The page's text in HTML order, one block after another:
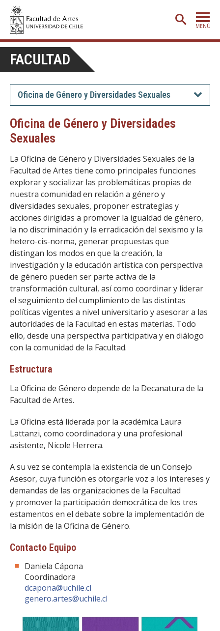
MENÚ
ADMISIÓN
ETAPA BÁSICA
CARRERAS
POSTGRADO
CREACIÓNE INVESTIGACIÓN
BIBLIOTECA
DEPARTAMENTOS
FACULTAD
Estudiantes
Académicas/os
Funcionarias/os
Egresadas/os
FACULTAD
Oficina de Género y Diversidades Sexuales
Oficina de Género y Diversidades
Sexuales
La Oficina de Género y Diversidades Sexuales de la
Facultad de Artes tiene como principales funciones
explorar y socializar las problemáticas propias de
nuestra comunidad en relación a género y
diversidades sexuales, proponer estrategias y
acciones dirigidas a promover la igualdad de género,
la no discriminación y la erradicación del sexismo y la
hetero-cis-norma, generar propuestas que
distingan los modos en que la creación, la
investigación y la educación artística con perspectiva
de género pueden ser parte activa de la
transformación cultural, así como coordinar y liderar
el seguimiento del cumplimiento de las distintas
políticas vigentes a nivel universitario y asesorar a las
autoridades de la Facultad en estas materias. Todo
ello, desde una perspectiva participativa y en diálogo
con la comunidad de la Facultad.
Estructura
La Oficina de Género depende de la Decanatura de la
Facultad de Artes.
La Oficina está liderada por la académica Laura
Lattanzi, como coordinadora y una profesional
asistente, Nicole Herrera.
A su vez se contempla la existencia de un Consejo
Asesor, cuya función es otorgarle voz a los intereses y
demandas de las organizaciones de la Facultad
y promover la participación democrática de los tres
estamentos en el debate sobre la implementación de
la misión de la Oficina de Género.
Contacto Equipo
Daniela Cápona
Coordinadora
dcapona@uchile.cl
genero.artes@uchile.cl